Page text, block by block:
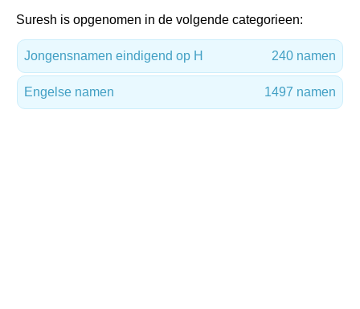
Suresh is opgenomen in de volgende categorieen:
Jongensnamen eindigend op H 240 namen
Engelse namen 1497 namen